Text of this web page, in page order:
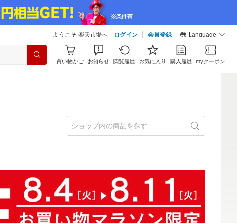
ようこそ 楽天市場へ ログイン 会員登録 Language
買い物かご お知らせ 閲覧履歴 お気に入り 購入履歴 myクーポン